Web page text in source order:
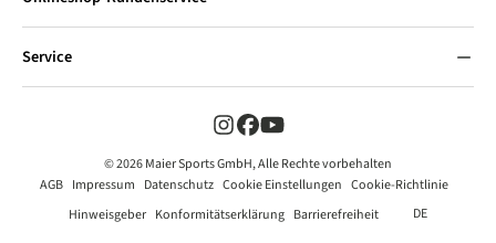
Service
© 2026 Maier Sports GmbH, Alle Rechte vorbehalten
AGB Impressum Datenschutz Cookie Einstellungen Cookie-Richtlinie
Hinweisgeber Konformitätserklärung Barrierefreiheit DE